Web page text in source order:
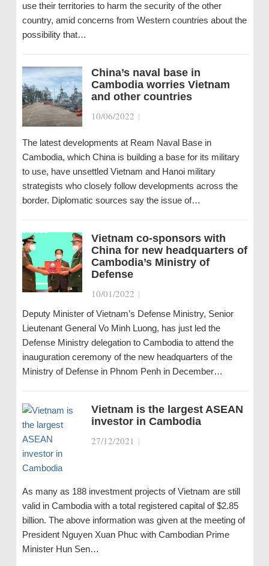
use their territories to harm the security of the other
country, amid concerns from Western countries about the
possibility that…
China’s naval base in
Cambodia worries Vietnam
and other countries
10/06/2022 |
The latest developments at Ream Naval Base in
Cambodia, which China is building a base for its military
to use, have unsettled Vietnam and Hanoi military
strategists who closely follow developments across the
border. Diplomatic sources say the issue of…
Vietnam co-sponsors with
China for new headquarters of
Cambodia’s Ministry of
Defense
10/01/2022 |
Deputy Minister of Vietnam’s Defense Ministry, Senior
Lieutenant General Vo Minh Luong, has just led the
Defense Ministry delegation to Cambodia to attend the
inauguration ceremony of the new headquarters of the
Ministry of Defense in Phnom Penh in December…
Vietnam is the largest ASEAN
investor in Cambodia
27/12/2021 |
As many as 188 investment projects of Vietnam are still
valid in Cambodia with a total registered capital of $2.85
billion. The above information was given at the meeting of
President Nguyen Xuan Phuc with Cambodian Prime
Minister Hun Sen…